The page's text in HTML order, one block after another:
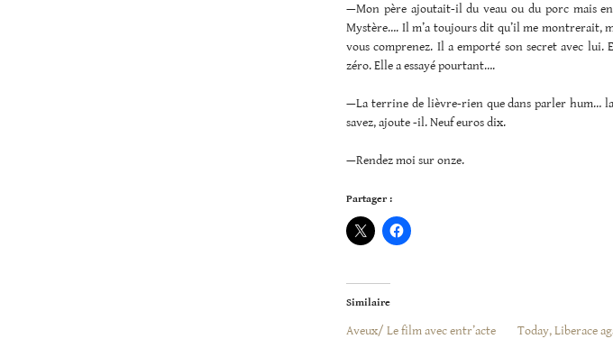
—Mon père ajoutait-il du veau ou du porc mais
Mystère…. Il m’a toujours dit qu’il me montrerait,
vous comprenez. Il a emporté son secret avec
zéro. Elle a essayé pourtant….
—La terrine de lièvre-rien que dans parler hum…
savez, ajoute -il. Neuf euros dix.
—Rendez moi sur onze.
Partager :
Similaire
Aveux/ Le film avec entr’acte
Today, Liberace